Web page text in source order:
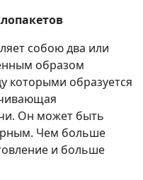
собою два или
образом
которыми образуется
Он может быть
Чем больше
и больше